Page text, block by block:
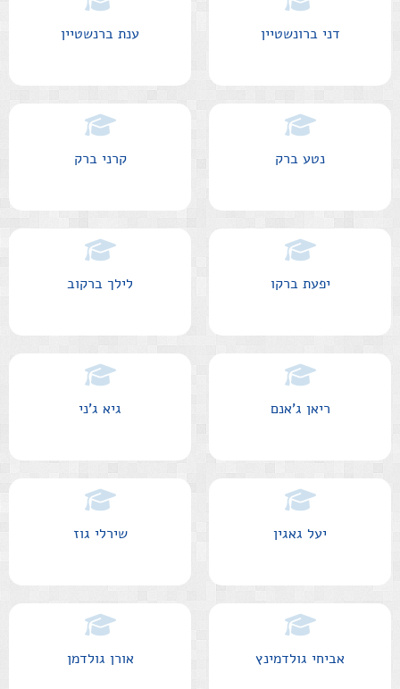
דני ברונשטיין ענת ברנשטיין
נטע ברק קרני ברק
יפעת ברקו לילך ברקוב
ריאן ג'אנם גיא ג'ני
יעל גאגין שירלי גוז
אביחי גולדמינץ אורן גולדמן